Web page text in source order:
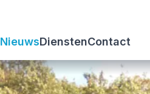
NieuwsDienstenContact